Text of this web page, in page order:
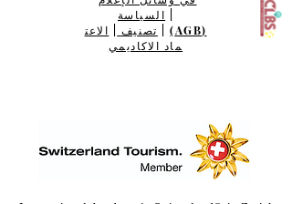
السياسة
(AGB)
تصنيف
الاعت
ماد الاكاديمي